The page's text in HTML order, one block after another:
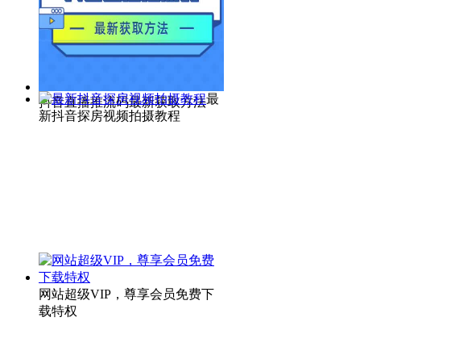
抖音直播推流码最新获取方法最
新抖音探房视频拍摄教程
网站超级VIP，尊享会员免费下
载特权